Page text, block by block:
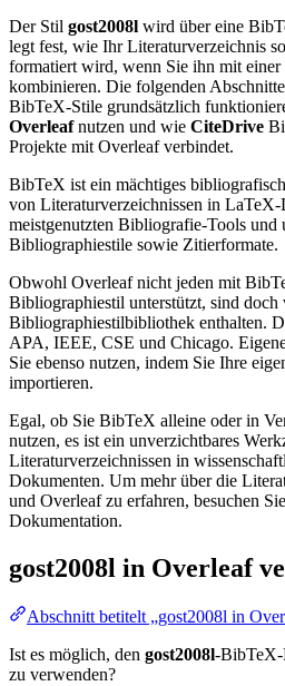
Der Stil gost2008l wird über eine
legt fest, wie Ihr Literaturverzeichnis
formatiert wird, wenn Sie ihn mit einer
kombinieren. Die folgenden
BibTeX-Stile grundsätzlich
Overleafnutzen und wie CiteDrive
Projekte mit Overleaf verbindet.
BibTeX ist ein mächtiges
von Literaturverzeichnissen in LaTeX-
meistgenutzten Bibliografie-Tools und
Bibliographiestile sowie Zitierformate.
Obwohl Overleaf nicht jeden mit
Bibliographiestil unterstützt, sind
Bibliographiestilbibliothek enthalten.
APA, IEEE, CSE und Chicago.
Sie ebenso nutzen, indem Sie Ihre
importieren.
Egal, ob Sie BibTeX alleine oder in
nutzen, es ist ein unverzichtbares
Literaturverzeichnissen in
Dokumenten. Um mehr über die
und Overleaf zu erfahren, besuchen
Dokumentation.
gost2008l in Overleaf
Abschnitt betitelt „gost2008l in
Ist es möglich, den gost2008l-BibTeX-
zu verwenden?